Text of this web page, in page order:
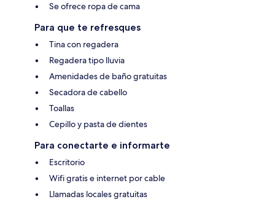
Se ofrece ropa de cama
Para que te refresques
Tina con regadera
Regadera tipo lluvia
Amenidades de baño gratuitas
Secadora de cabello
Toallas
Cepillo y pasta de dientes
Para conectarte e informarte
Escritorio
Wifi gratis e internet por cable
Llamadas locales gratuitas